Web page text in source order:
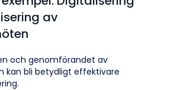
av
och genomförandet av
kan bli betydligt effektivare